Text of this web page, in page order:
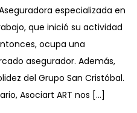
especializada en
que inició su actividad
ocupa una
asegurador. Además,
del Grupo San Cristóbal.
Asociart ART nos […]